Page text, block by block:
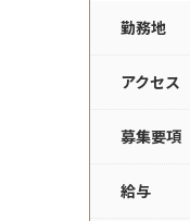
勤務地
アクセス
募集要項
給与